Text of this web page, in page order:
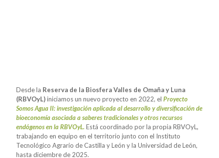
Desde la Reserva de la Biosfera Valles de Omaña y Luna
(RBVOyL)iniciamos un nuevo proyecto en 2022, el Proyecto
Somos Agua II: investigación aplicada al desarrollo y diversificación de
bioeconomía asociada a saberes tradicionales y otros recursos
endógenos en la RBVOyL. Está coordinado por la propia RBVOyL,
trabajando en equipo en el territorio junto con el Instituto
Tecnológico Agrario de Castilla y León y la Universidad de León,
hasta diciembre de 2025.